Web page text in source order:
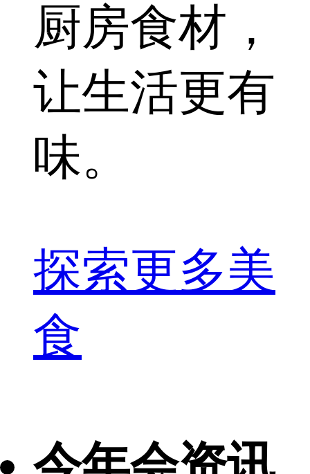
厨房食材，
让生活更有
味。
探索更多美
食